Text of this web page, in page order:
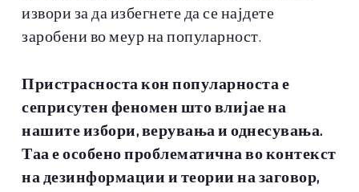
извори за да избегнете да се најдете
заробени во меур на популарност.
Пристрасноста кон популарноста е
сеприсутен феномен што влијае на
нашите избори, верувања и однесувања.
Таа е особено проблематична во контекст
на дезинформации и теории на заговор,